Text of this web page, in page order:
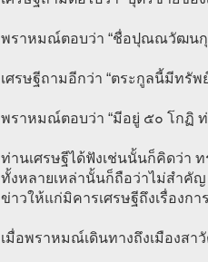
พราหมณ์ตอบว่า “ชื่อปุณณวัฒนกุ
เศรษฐีถามอีกว่า “ตระกูลนี้มีทรัพย์
พราหมณ์ตอบว่า “มีอยู่ ๕๐ โกฏิ ท่
ท่านเศรษฐีได้ฟังเช่นนั้นก็คิดว่า
ทั้งหลายเหล่านั้นก็ถือว่าไม่สำคัญ
ข่าวให้แก่มิคารเศรษฐีถึงเรื่องก
เมื่อพราหมณ์เดินทางถึงเมืองสา